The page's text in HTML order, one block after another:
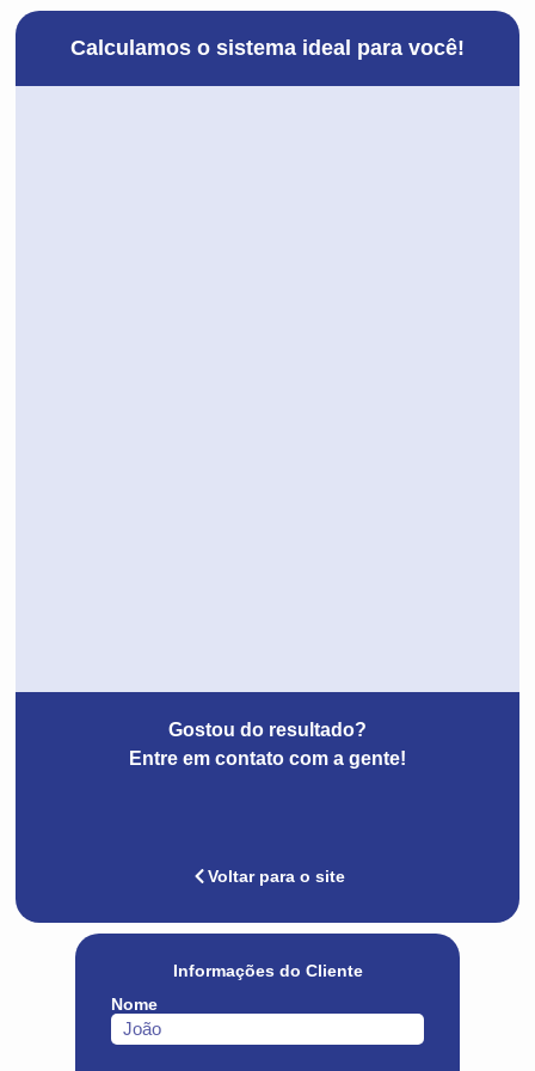
Calculamos o sistema ideal para você!
Gostou do resultado?
Entre em contato com a gente!
Voltar para o site
Informações do Cliente
Nome
João